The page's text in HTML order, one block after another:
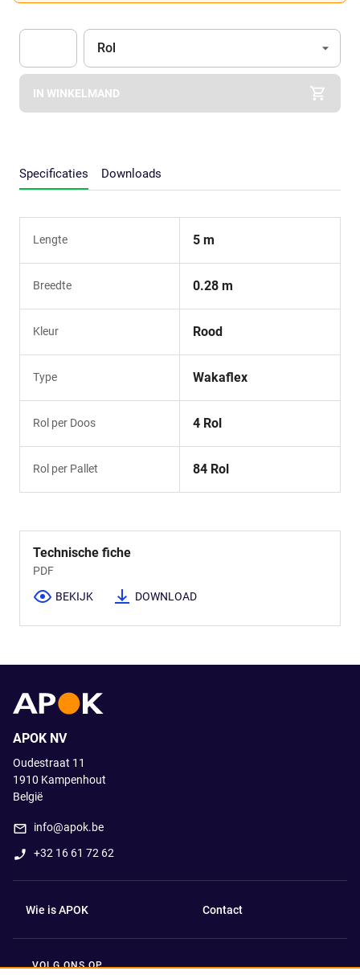
Apok.Product.Detail.AddToCart.Quantity (Optioneel)
Eenheid
Rol
IN WINKELMAND
Specificaties Downloads
Lengte 5 m
Breedte 0.28 m
Kleur Rood
Type Wakaflex
Rol per Doos 4 Rol
Rol per Pallet 84 Rol
Technische fiche
PDF
BEKIJK DOWNLOAD
APOK NV
Oudestraat 11
1910 Kampenhout
België
info@apok.be
+32 16 61 72 62
Wie is APOK Contact
VOLG ONS OP